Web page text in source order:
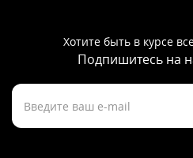
Хотите быть в курсе
Подпишитесь на